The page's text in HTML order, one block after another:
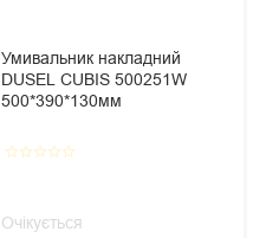
Умивальник накладний
DUSEL CUBIS 500251W
500*390*130мм
star_borderstar_borderstar_borderstar_borderstar_border
Очікується